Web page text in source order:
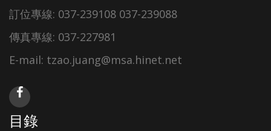
訂位專線: 037-239108 037-239088
傳真專線: 037-227981
E-mail: tzao.juang@msa.hinet.net
目錄